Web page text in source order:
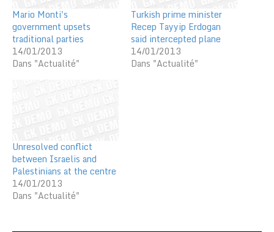
Mario Monti's
government upsets
traditional parties
14/01/2013
Dans "Actualité"
Turkish prime minister
Recep Tayyip Erdogan
said intercepted plane
14/01/2013
Dans "Actualité"
Unresolved conflict
between Israelis and
Palestinians at the centre
14/01/2013
Dans "Actualité"